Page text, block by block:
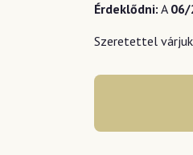
Érdeklődni: A 06/
Szeretettel